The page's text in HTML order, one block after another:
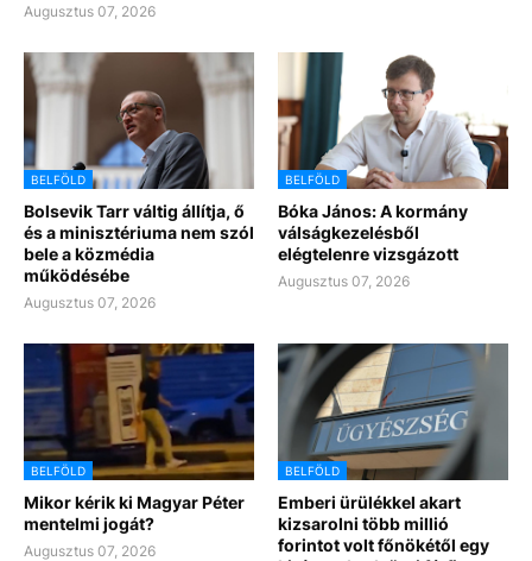
Augusztus 07, 2026
BELFÖLD
Bolsevik Tarr váltig állítja, ő
és a minisztériuma nem szól
bele a közmédia
működésébe
Augusztus 07, 2026
BELFÖLD
Bóka János: A kormány
válságkezelésből
elégtelenre vizsgázott
Augusztus 07, 2026
BELFÖLD
Mikor kérik ki Magyar Péter
mentelmi jogát?
Augusztus 07, 2026
BELFÖLD
Emberi ürülékkel akart
kizsarolni több millió
forintot volt főnökétől egy